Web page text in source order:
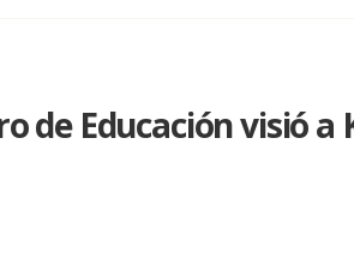
de Educación visió a